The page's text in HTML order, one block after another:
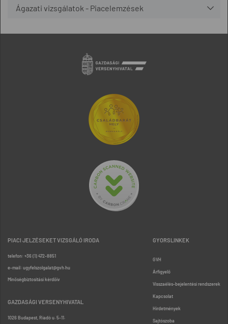
Ágazati vizsgálatok - Piacelemzések
PIACI JELZÉSEKET VIZSGÁLÓ IRODA
telefon: +36 (1) 472-8851
e-mail: ugyfelszolgalat@gvh.hu
Minőségbiztosítási kérdőív
GAZDASÁGI VERSENYHIVATAL
1026 Budapest, Riadó u. 5-11.
GYORSLINKEK
GVH
Árfigyelő
Visszaélés-bejelentési rendszerek
Kapcsolat
Hirdetmények
Sajtószoba